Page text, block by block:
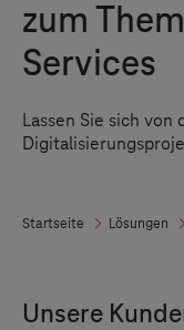
zum
Services
Lassen Sie sich
Startseite Lösungen
Unsere